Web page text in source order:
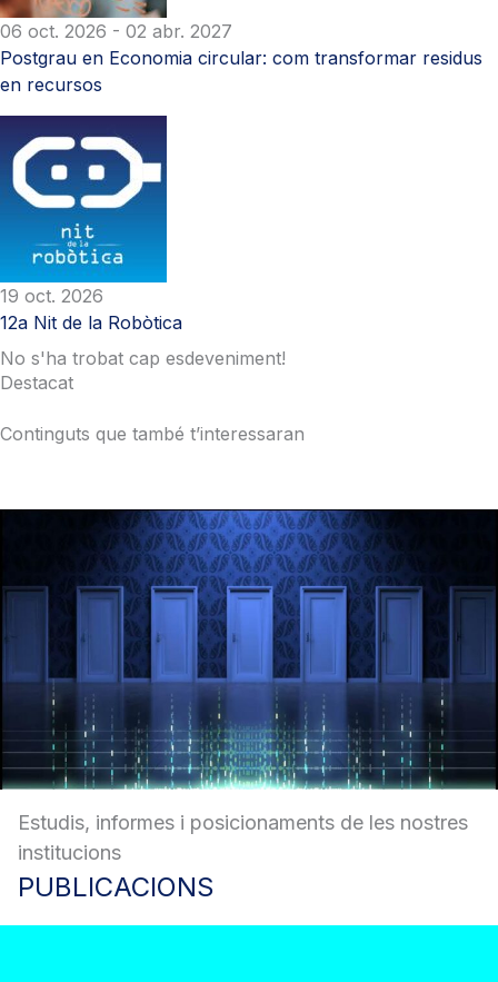
06 oct. 2026 - 02 abr. 2027
Postgrau en Economia circular: com transformar residus
en recursos
19 oct. 2026
12a Nit de la Robòtica
No s'ha trobat cap esdeveniment!
Destacat
Continguts que també t’interessaran
Estudis, informes i posicionaments de les nostres
institucions
PUBLICACIONS